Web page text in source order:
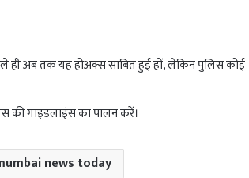
ही अब तक यह होअक्स साबित हुई हों, लेकिन पुलिस कोई
की गाइडलाइंस का पालन करें।
news today